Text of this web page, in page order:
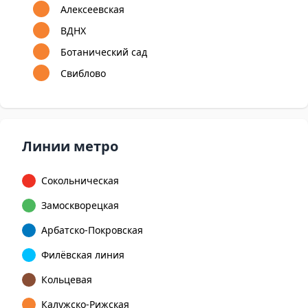
Алексеевская
ВДНХ
Ботанический сад
Свиблово
Линии метро
Сокольническая
Замоскворецкая
Арбатско-Покровская
Филёвская линия
Кольцевая
Калужско-Рижская